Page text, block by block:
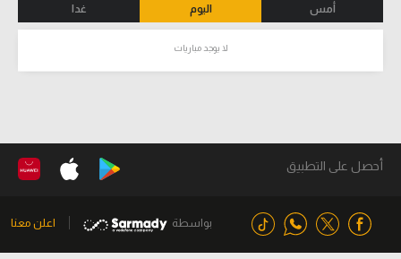
أمس اليوم غدا
لا يوجد مباريات
أحصل على التطبيق
بواسطة اعلن معنا